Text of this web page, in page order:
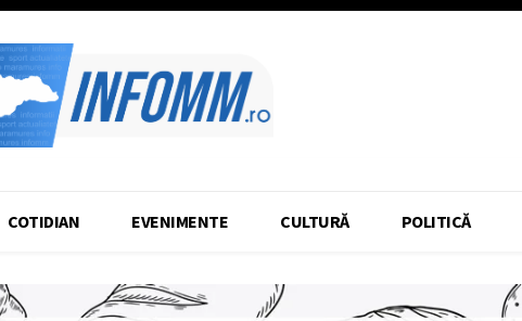
COTIDIAN EVENIMENTE CULTURĂ POLITICĂ